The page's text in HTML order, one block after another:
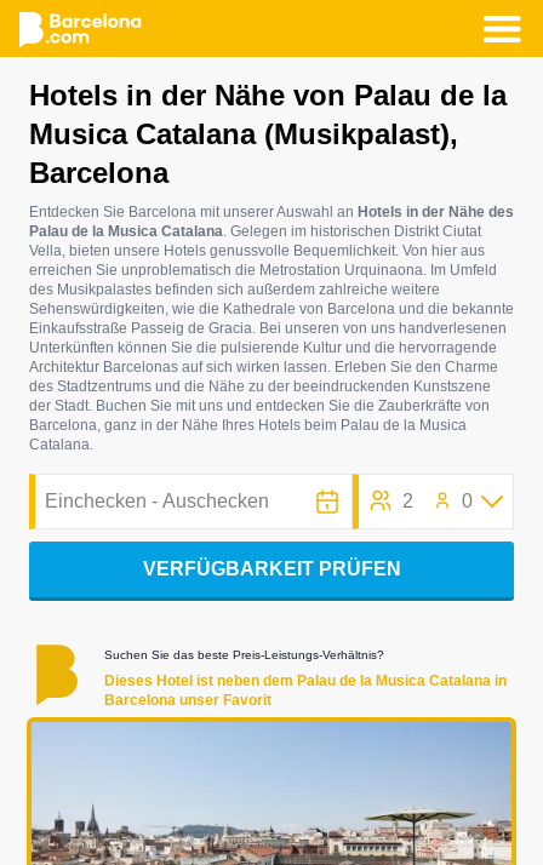
zum
Inhalt
Hotels in der Nähe von Palau de la
Musica Catalana (Musikpalast),
Barcelona
Entdecken Sie Barcelona mit unserer Auswahl an Hotels in der Nähe des
Palau de la Musica Catalana. Gelegen im historischen Distrikt Ciutat
Vella, bieten unsere Hotels genussvolle Bequemlichkeit. Von hier aus
erreichen Sie unproblematisch die Metrostation Urquinaona. Im Umfeld
des Musikpalastes befinden sich außerdem zahlreiche weitere
Sehenswürdigkeiten, wie die Kathedrale von Barcelona und die bekannte
Einkaufsstraße Passeig de Gracia. Bei unseren von uns handverlesenen
Unterkünften können Sie die pulsierende Kultur und die hervorragende
Architektur Barcelonas auf sich wirken lassen. Erleben Sie den Charme
des Stadtzentrums und die Nähe zu der beeindruckenden Kunstszene
der Stadt. Buchen Sie mit uns und entdecken Sie die Zauberkräfte von
Barcelona, ganz in der Nähe Ihres Hotels beim Palau de la Musica
Catalana.
2 0
VERFÜGBARKEIT PRÜFEN
Suchen Sie das beste Preis-Leistungs-Verhältnis?
Dieses Hotel ist neben dem Palau de la Musica Catalana in
Barcelona unser Favorit